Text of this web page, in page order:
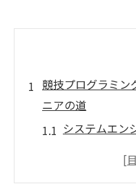
競技プログラミン
ニアの道
システムエン
論理的思考